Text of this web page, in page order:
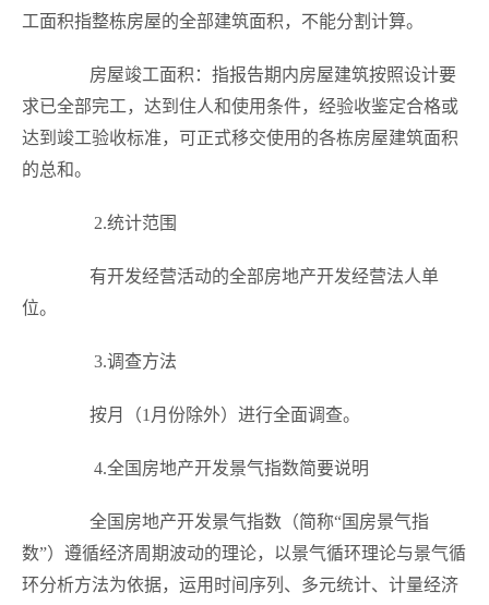
工面积指整栋房屋的全部建筑面积，不能分割计算。
房屋竣工面积：指报告期内房屋建筑按照设计要
求已全部完工，达到住人和使用条件，经验收鉴定合格或
达到竣工验收标准，可正式移交使用的各栋房屋建筑面积
的总和。
2.统计范围
有开发经营活动的全部房地产开发经营法人单
位。
3.调查方法
按月（1 月份除外）进行全面调查。
4.全国房地产开发景气指数简要说明
全国房地产开发景气指数（简称“国房景气指
数”）遵循经济周期波动的理论，以景气循环理论与景气循
环分析方法为依据，运用时间序列、多元统计、计量经济